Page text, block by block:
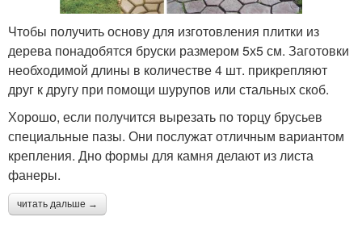
Чтобы получить основу для изготовления плитки из
дерева понадобятся бруски размером 5х5 см. Заготовки
необходимой длины в количестве 4 шт. прикрепляют
друг к другу при помощи шурупов или стальных скоб.
Хорошо, если получится вырезать по торцу брусьев
специальные пазы. Они послужат отличным вариантом
крепления. Дно формы для камня делают из листа
фанеры.
читать дальше →